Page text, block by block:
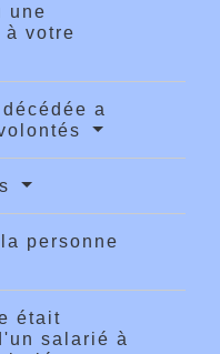
une
à votre
a
personne
était
salarié à